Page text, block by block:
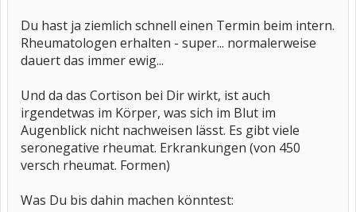
Du hast ja ziemlich schnell einen Termin beim intern.
Rheumatologen erhalten - super... normalerweise
dauert das immer ewig...
Und da das Cortison bei Dir wirkt, ist auch
irgendetwas im Körper, was sich im Blut im
Augenblick nicht nachweisen lässt. Es gibt viele
seronegative rheumat. Erkrankungen (von 450
versch rheumat. Formen)
Was Du bis dahin machen könntest: